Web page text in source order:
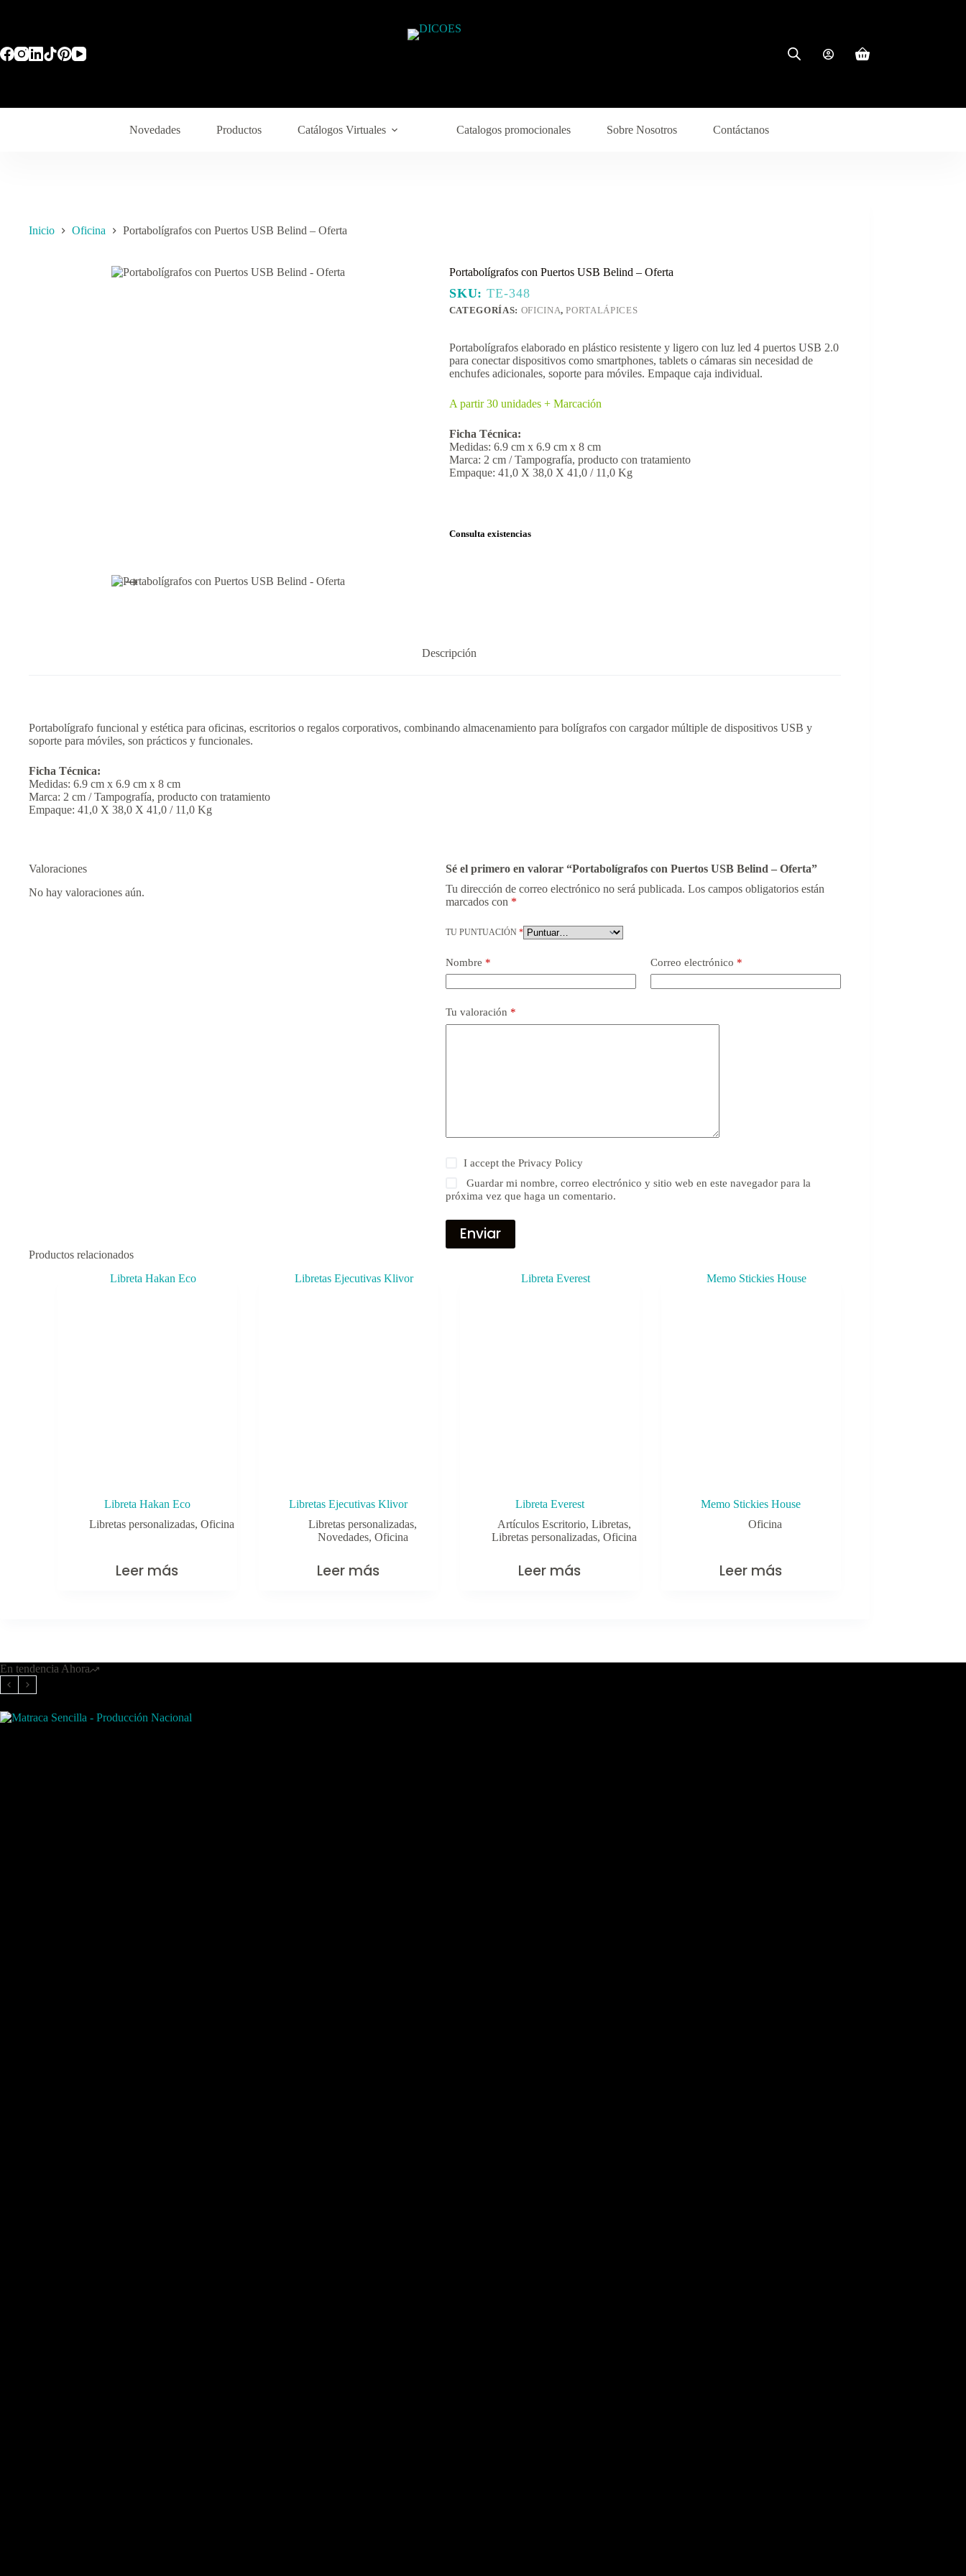
Novedades Productos Catálogos Virtuales Catalogos promocionales Sobre Nosotros Contáctanos
Inicio Oficina Portabolígrafos con Puertos USB Belind – Oferta
Portabolígrafos con Puertos USB Belind – Oferta
SKU:TE-348
CATEGORÍAS: OFICINA,PORTALÁPICES
Portabolígrafos elaborado en plástico resistente y ligero con luz led 4 puertos USB 2.0
para conectar dispositivos como smartphones, tablets o cámaras sin necesidad de
enchufes adicionales, soporte para móviles. Empaque caja individual.
A partir 30 unidades + Marcación
Ficha Técnica:
Medidas: 6.9 cm x 6.9 cm x 8 cm
Marca: 2 cm / Tampografía, producto con tratamiento
Empaque: 41,0 X 38,0 X 41,0 / 11,0 Kg
Consulta existencias
Descripción
Portabolígrafo funcional y estética para oficinas, escritorios o regalos corporativos, combinando almacenamiento para bolígrafos con cargador múltiple de dispositivos USB y
soporte para móviles, son prácticos y funcionales.
Ficha Técnica:
Medidas: 6.9 cm x 6.9 cm x 8 cm
Marca: 2 cm / Tampografía, producto con tratamiento
Empaque: 41,0 X 38,0 X 41,0 / 11,0 Kg
Valoraciones
No hay valoraciones aún.
Sé el primero en valorar “Portabolígrafos con Puertos USB Belind – Oferta”
Tu dirección de correo electrónico no será publicada. Los campos obligatorios están
marcados con *
TU PUNTUACIÓN *
Nombre * Correo electrónico *
Tu valoración *
I accept the Privacy Policy
Guardar mi nombre, correo electrónico y sitio web en este navegador para la
próxima vez que haga un comentario.
Enviar
Productos relacionados
Libreta Hakan Eco
Libretas personalizadas, Oficina
Leer más
Libretas Ejecutivas Klivor
Libretas personalizadas,
Novedades, Oficina
Leer más
Libreta Everest
Artículos Escritorio, Libretas,
Libretas personalizadas, Oficina
Leer más
Memo Stickies House
Oficina
Leer más
En tendencia Ahora